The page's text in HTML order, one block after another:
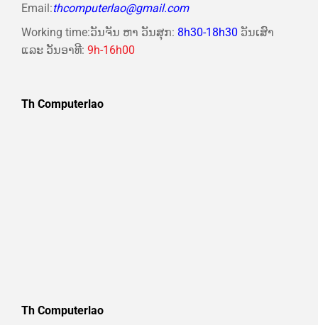
Email:thcomputerlao@gmail.com
Working time:ວັນຈັນ ຫາ ວັນສຸກ: 8h30-18h30 ວັນເສົາ
ແລະ ວັນອາທີ: 9h-16h00
Th Computerlao
Th Computerlao